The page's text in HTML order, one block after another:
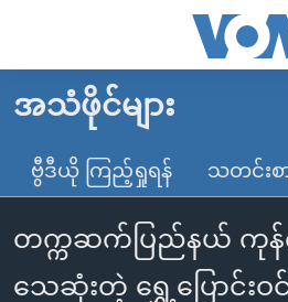
လွယ်ကူ
သည့်
များ
ပင်မ
မူလစာမျက်နှာ
မြန်မာ
ကမ္ဘာ့သတင်းများ
နိုင်ငံတကာ
အမေရိကန်
ဗွီဒီယို
သတင်းလွတ်လပ်ခွင့်
အသံဖိုင်များ
ဗွီဒီယို ကြည့်ရှုရန် သတင်းစ
တက္ကဆက်ပြည်နယ် ကုန်က
သေဆုံးတဲ့ ရွှေ့ပြောင်း